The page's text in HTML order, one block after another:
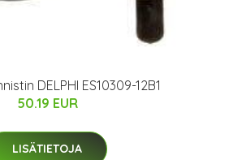
DELPHI ES10309-12B1
50.19 EUR
LISÄTIETOJA